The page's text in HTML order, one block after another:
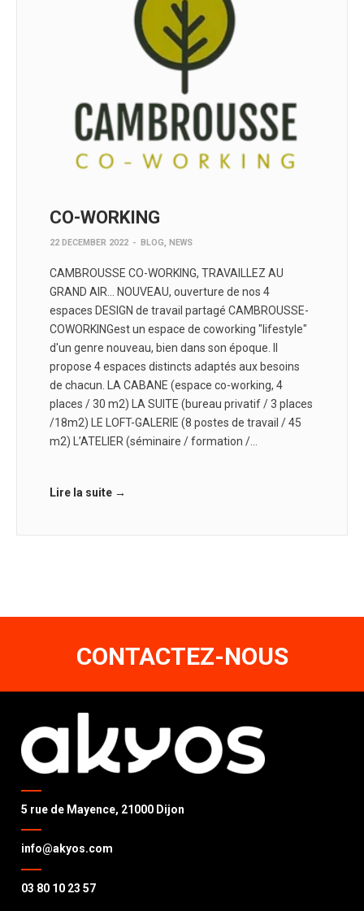
CO-WORKING
22 DECEMBER 2022 - BLOG NEWS
CAMBROUSSE CO-WORKING, TRAVAILLEZ AU
GRAND AIR… NOUVEAU, ouverture de nos 4
espaces DESIGN de travail partagé CAMBROUSSE-
COWORKINGest un espace de coworking "lifestyle"
d'un genre nouveau, bien dans son époque. Il
propose 4 espaces distincts adaptés aux besoins
de chacun. LA CABANE (espace co-working, 4
places / 30 m2) LA SUITE (bureau privatif / 3 places
/18m2) LE LOFT-GALERIE (8 postes de travail / 45
m2) L’ATELIER (séminaire / formation /…
Lire la suite →
CONTACTEZ-NOUS
5 rue de Mayence, 21000 Dijon
info@akyos.com
03 80 10 23 57